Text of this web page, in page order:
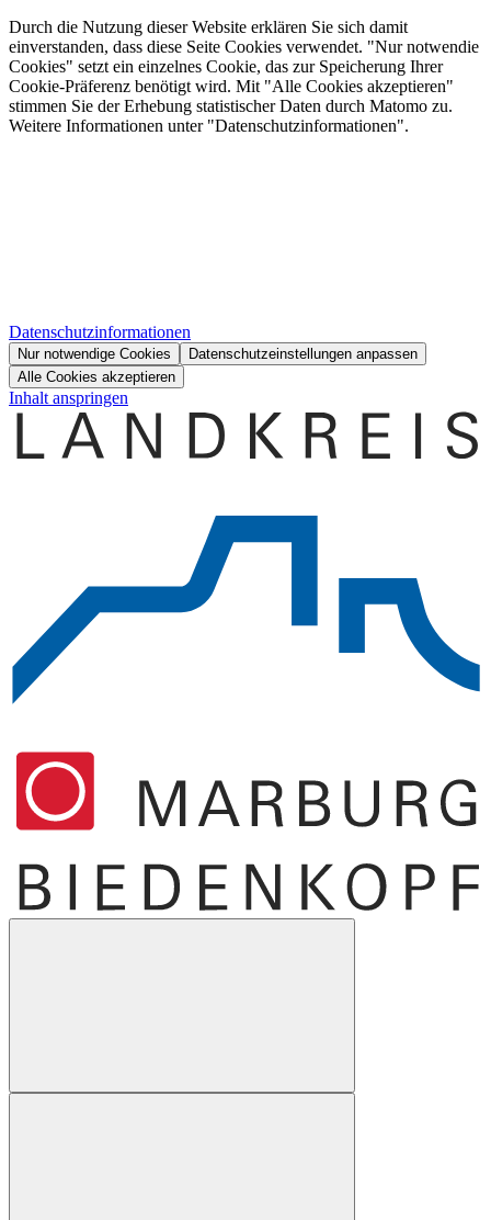
Durch die Nutzung dieser Website erklären Sie sich damit
einverstanden, dass diese Seite Cookies verwendet. "Nur notwendie
Cookies" setzt ein einzelnes Cookie, das zur Speicherung Ihrer
Cookie-Präferenz benötigt wird. Mit "Alle Cookies akzeptieren"
stimmen Sie der Erhebung statistischer Daten durch Matomo zu.
Weitere Informationen unter "Datenschutzinformationen".
Datenschutzinformationen
Nur notwendige Cookies
Datenschutzeinstellungen anpassen
Alle Cookies akzeptieren
Inhalt anspringen